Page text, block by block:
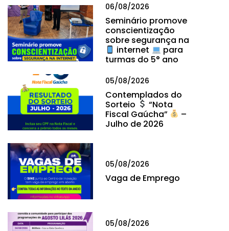
06/08/2026
Seminário promove
conscientização
sobre segurança na
internet
para
turmas do 5° ano
05/08/2026
Contemplados do
Sorteio
“Nota
Fiscal Gaúcha”
–
Julho de 2026
05/08/2026
Vaga de Emprego
05/08/2026